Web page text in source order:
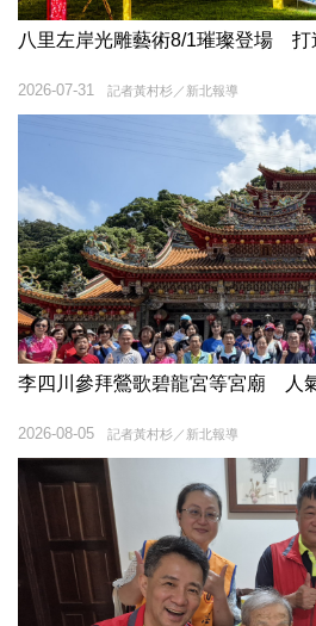
八里左岸光雕藝術8/1璀璨登場 打
記者黃村杉／新北報導
2026-07-31
李四川參拜鶯歌碧龍宮等宮廟 人
記者黃村杉／新北報導
2026-08-05